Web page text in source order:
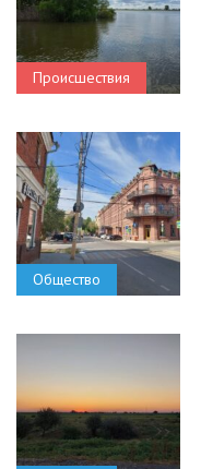
Происшествия
Общество